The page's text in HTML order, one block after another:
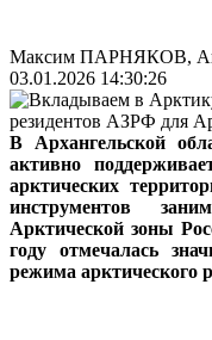
Максим ПАРНЯКОВ,
03.01.2026 14:30:26
В Архангельской
активно
арктических
инструментов
Арктической зоны
году отмечалась
режима арктического